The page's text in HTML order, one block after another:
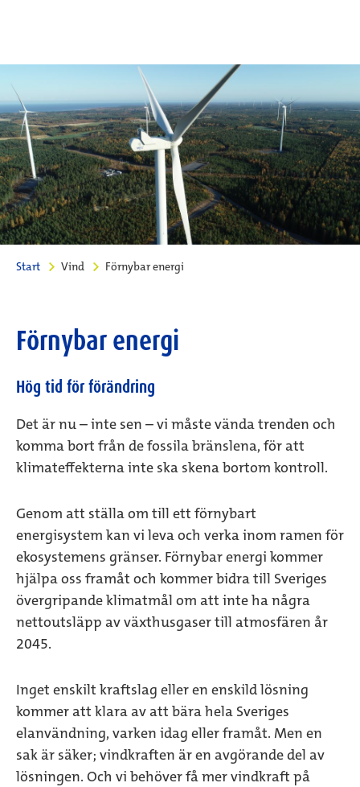
Start Vind Förnybar energi
Förnybar energi
Hög tid för förändring
Det är nu – inte sen – vi måste vända trenden och
komma bort från de fossila bränslena, för att
klimateffekterna inte ska skena bortom kontroll.
Genom att ställa om till ett förnybart
energisystem kan vi leva och verka inom ramen för
ekosystemens gränser. Förnybar energi kommer
hjälpa oss framåt och kommer bidra till Sveriges
övergripande klimatmål om att inte ha några
nettoutsläpp av växthusgaser till atmosfären år
2045.
Inget enskilt kraftslag eller en enskild lösning
kommer att klara av att bära hela Sveriges
elanvändning, varken idag eller framåt. Men en
sak är säker; vindkraften är en avgörande del av
lösningen. Och vi behöver få mer vindkraft på